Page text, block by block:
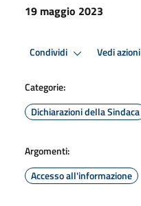
19 maggio 2023
Condividi Vedi azioni
Categorie:
Dichiarazioni della Sindaca
Argomenti:
Accesso all'informazione